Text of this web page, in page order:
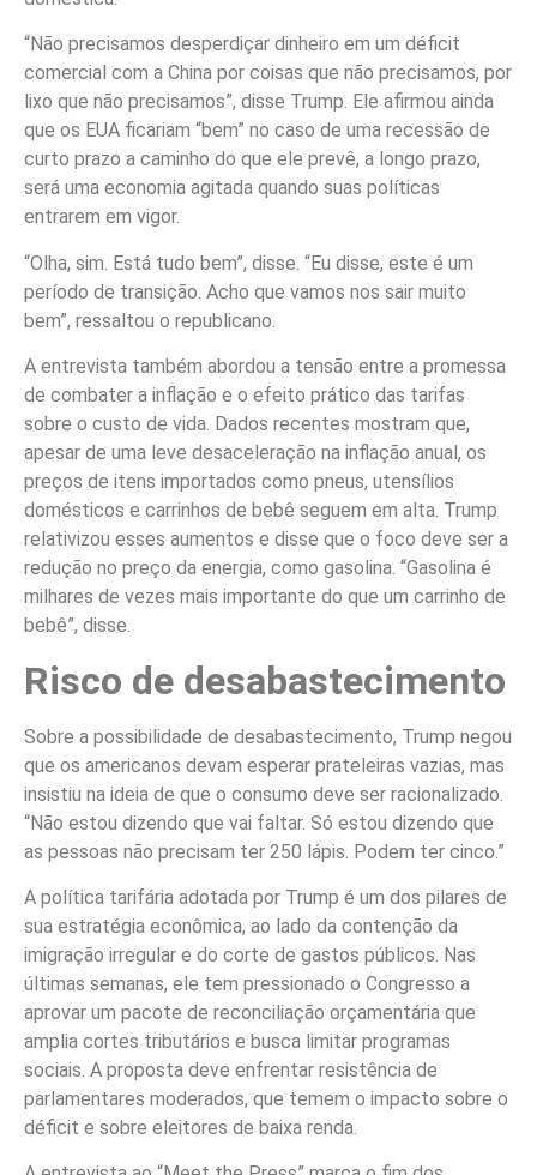
“Não precisamos desperdiçar dinheiro em um déficit
comercial com a China por coisas que não precisamos, por
lixo que não precisamos”, disse Trump. Ele afirmou ainda
que os EUA ficariam “bem” no caso de uma recessão de
curto prazo a caminho do que ele prevê, a longo prazo,
será uma economia agitada quando suas políticas
entrarem em vigor.
“Olha, sim. Está tudo bem”, disse. “Eu disse, este é um
período de transição. Acho que vamos nos sair muito
bem”, ressaltou o republicano.
A entrevista também abordou a tensão entre a promessa
de combater a inflação e o efeito prático das tarifas
sobre o custo de vida. Dados recentes mostram que,
apesar de uma leve desaceleração na inflação anual, os
preços de itens importados como pneus, utensílios
domésticos e carrinhos de bebê seguem em alta. Trump
relativizou esses aumentos e disse que o foco deve ser a
redução no preço da energia, como gasolina. “Gasolina é
milhares de vezes mais importante do que um carrinho de
bebê”, disse.
Risco de desabastecimento
Sobre a possibilidade de desabastecimento, Trump negou
que os americanos devam esperar prateleiras vazias, mas
insistiu na ideia de que o consumo deve ser racionalizado.
“Não estou dizendo que vai faltar. Só estou dizendo que
as pessoas não precisam ter 250 lápis. Podem ter cinco.”
A política tarifária adotada por Trump é um dos pilares de
sua estratégia econômica, ao lado da contenção da
imigração irregular e do corte de gastos públicos. Nas
últimas semanas, ele tem pressionado o Congresso a
aprovar um pacote de reconciliação orçamentária que
amplia cortes tributários e busca limitar programas
sociais. A proposta deve enfrentar resistência de
parlamentares moderados, que temem o impacto sobre o
déficit e sobre eleitores de baixa renda.